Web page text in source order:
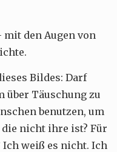
den Augen von
Bildes: Darf
über Täuschung zu
benutzen, um
nicht ihre ist? Für
weiß es nicht. Ich